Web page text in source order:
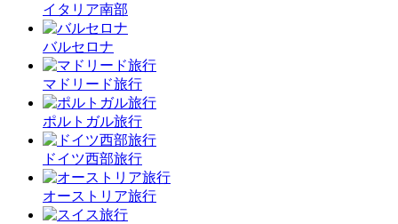
イタリア南部
バルセロナ
マドリード旅行
ポルトガル旅行
ドイツ西部旅行
オーストリア旅行